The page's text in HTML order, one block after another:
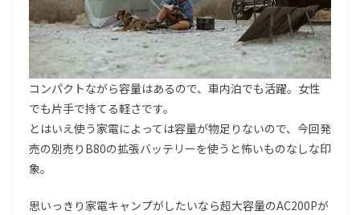
コンパクトながら容量はあるので、車内泊でも活躍。女性
でも片手で持てる軽さです。
とはいえ使う家電によっては容量が物足りないので、今回発
売の別売りB80の拡張バッテリーを使うと怖いものなしな印
象。
思いっきり家電キャンプがしたいなら超大容量のAC200Pが